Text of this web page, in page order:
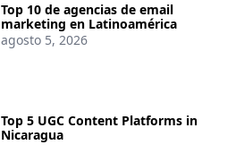
Top 10 de agencias de email
marketing en Latinoamérica
agosto 5, 2026
Top 5 UGC Content Platforms in
Nicaragua